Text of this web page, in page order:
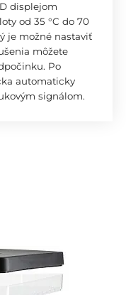
displejom
od 35 °C do 70
je možné nastaviť
môžete
Po
automaticky
signálom.